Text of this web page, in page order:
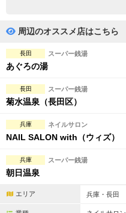
ペアルームあり
フットバスあり
日本人スタッフのみ
スタッフ指名可
周辺のオススメ店はこちら
長田 スーパー銭湯
あぐろの湯
長田 スーパー銭湯
菊水温泉（長田区）
兵庫 ネイルサロン
NAIL SALON with（ウィズ）
兵庫 スーパー銭湯
朝日温泉
エリア 兵庫・長田